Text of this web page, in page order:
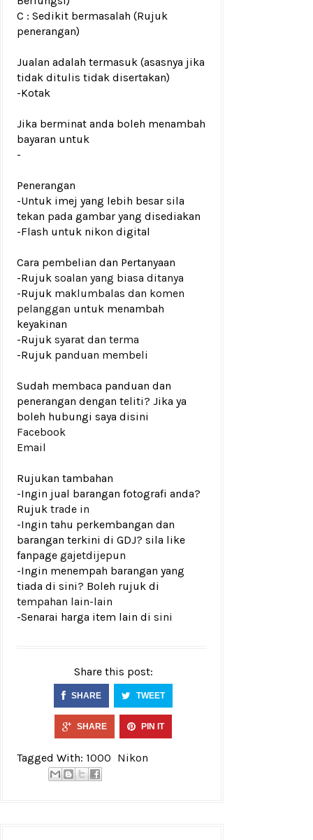
C : Sedikit bermasalah (Rujuk
penerangan)
Jualan adalah termasuk (asasnya jika
tidak ditulis tidak disertakan)
-Kotak
Jika berminat anda boleh menambah
bayaran untuk
-
Penerangan
-Untuk imej yang lebih besar sila
tekan pada gambar yang disediakan
-Flash untuk nikon digital
Cara pembelian dan Pertanyaan
-Rujuk soalan yang biasa ditanya
-Rujuk maklumbalas dan komen
pelanggan untuk menambah
keyakinan
-Rujuk syarat dan terma
-Rujuk panduan membeli
Sudah membaca panduan dan
penerangan dengan teliti? Jika ya
boleh hubungi saya disini
Facebook
Email
Rujukan tambahan
-Ingin jual barangan fotografi anda?
Rujuk trade in
-Ingin tahu perkembangan dan
barangan terkini di GDJ? sila like
fanpage gajetdijepun
-Ingin menempah barangan yang
tiada di sini? Boleh rujuk di
tempahan lain-lain
-Senarai harga item lain di sini
Share this post:
SHARE TWEET
SHARE PIN IT
Tagged With: 1000 Nikon